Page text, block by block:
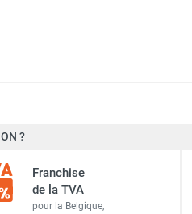
Sovelor-Dantherm
4108.643
?
Franchise
de la TVA
pour la Belgique,